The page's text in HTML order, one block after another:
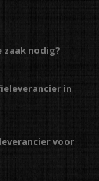
zaak nodig?
in
voor